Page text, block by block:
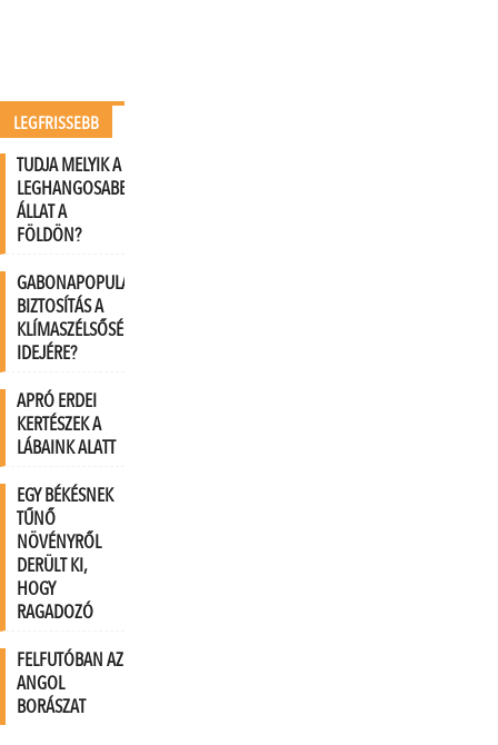
LEGFRISSEBB
TUDJA MELYIK A
LEGHANGOSABB
ÁLLAT A
FÖLDÖN?
GABONAPOPULÁCIÓK:
BIZTOSÍTÁS A
KLÍMASZÉLSŐSÉGEK
IDEJÉRE?
APRÓ ERDEI
KERTÉSZEK A
LÁBAINK ALATT
EGY BÉKÉSNEK
TŰNŐ
NÖVÉNYRŐL
DERÜLT KI,
HOGY
RAGADOZÓ
FELFUTÓBAN AZ
ANGOL
BORÁSZAT